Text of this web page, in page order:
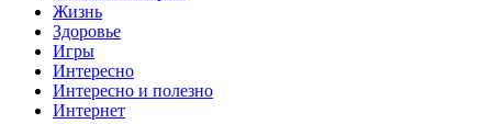
Жизнь
Здоровье
Игры
Интересно
Интересно и полезно
Интернет